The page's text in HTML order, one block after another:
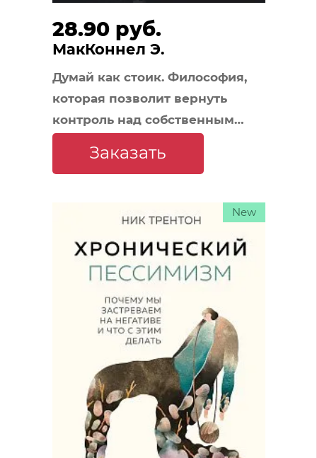
28.90 руб.
МакКоннел Э.
Думай как стоик. Философия,
которая позволит вернуть
контроль над собственным
Заказать
New